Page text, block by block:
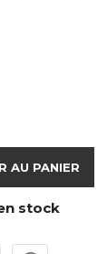
AU PANIER
stock